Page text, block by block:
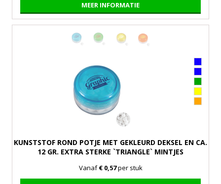
MEER INFORMATIE
KUNSTSTOF ROND POTJE MET GEKLEURD DEKSEL EN CA.
12 GR. EXTRA STERKE `TRIANGLE` MINTJES
Vanaf€ 0,57per stuk